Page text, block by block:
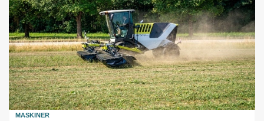
MASKINER